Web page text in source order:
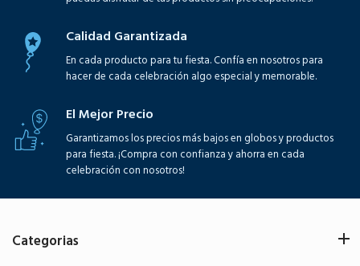
Calidad Garantizada
En cada producto para tu fiesta. Confía en nosotros para
hacer de cada celebración algo especial y memorable.
El Mejor Precio
Garantizamos los precios más bajos en globos y productos
para fiesta. ¡Compra con confianza y ahorra en cada
celebración con nosotros!
Categorias